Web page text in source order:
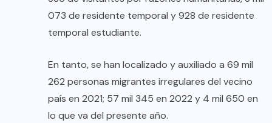
073 de residente temporal y 928 de residente
temporal estudiante.
En tanto, se han localizado y auxiliado a 69 mil
262 personas migrantes irregulares del vecino
país en 2021; 57 mil 345 en 2022 y 4 mil 650 en
lo que va del presente año.